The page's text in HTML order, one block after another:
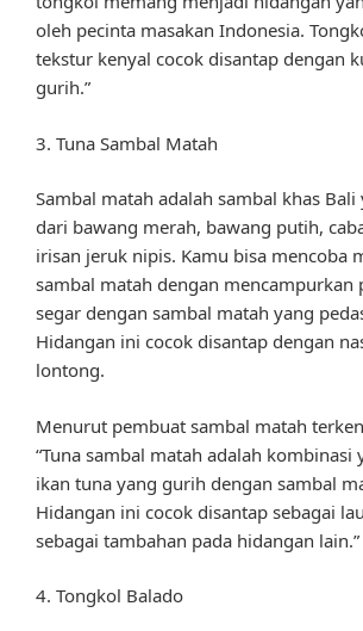
oleh pecinta masakan Indonesia.
tekstur kenyal cocok disantap dengan
gurih.”
3. Tuna Sambal Matah
Sambal matah adalah sambal khas
dari bawang merah, bawang putih,
irisan jeruk nipis. Kamu bisa mencoba
sambal matah dengan mencampurkan
segar dengan sambal matah yang
Hidangan ini cocok disantap dengan
lontong.
Menurut pembuat sambal matah
“Tuna sambal matah adalah kombinasi
ikan tuna yang gurih dengan sambal
Hidangan ini cocok disantap sebagai
sebagai tambahan pada hidangan lain.”
4. Tongkol Balado